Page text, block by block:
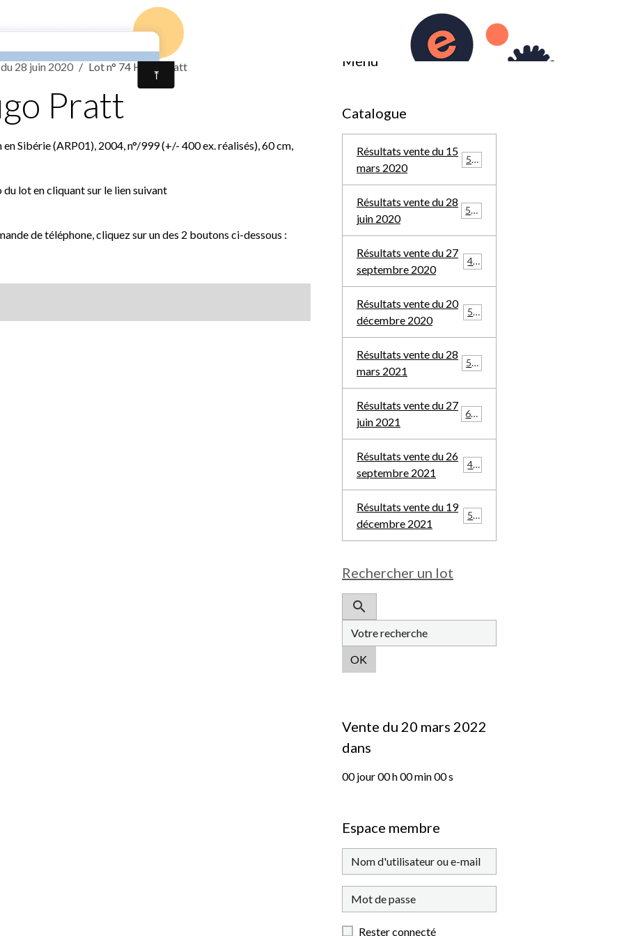
Accueil Contact 0
28 juin 2020 Lot n° 74 Hugo Pratt
Pratt
Sibérie (ARP01), 2004, n°/999 (+/- 400 ex. réalisés), 60 cm,
lot en cliquant sur le lien suivant
de téléphone, cliquez sur un des 2 boutons ci-dessous :
Menu
Catalogue
Résultats vente du 15
mars 2020
569
Résultats vente du 28
juin 2020
588
Résultats vente du 27
septembre 2020
457
Résultats vente du 20
décembre 2020
548
Résultats vente du 28
mars 2021
532
Résultats vente du 27
juin 2021
685
Résultats vente du 26
septembre 2021
481
Résultats vente du 19
décembre 2021
508
Rechercher un lot
OK
Vente du 20 mars 2022
dans
00jour00h00min00s
Espace membre
Rester connecté